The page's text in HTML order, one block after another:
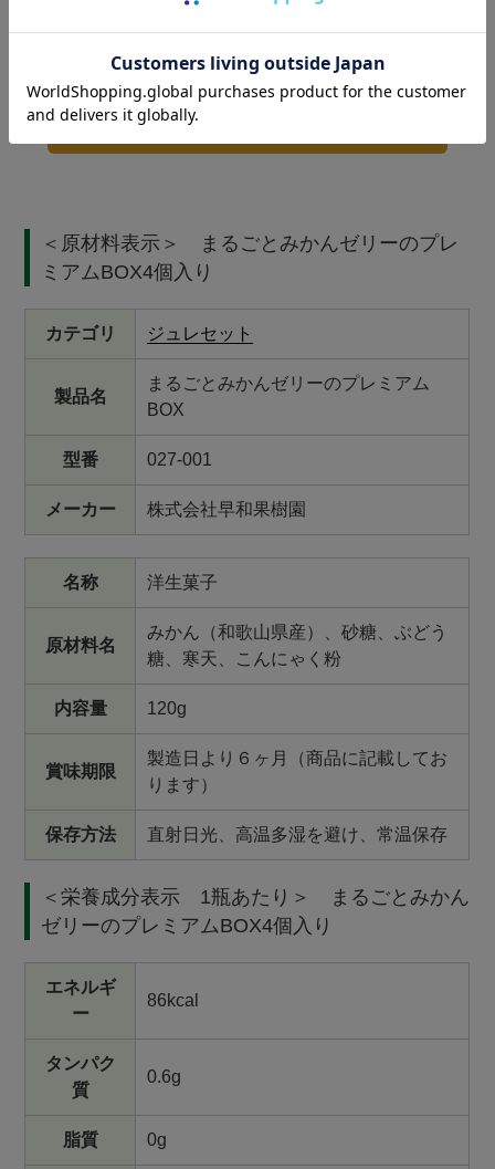
レビューを書く
＜原材料表示＞ まるごとみかんゼリーのプレ
ミアムBOX4個入り
カテゴリ ジュレセット
製品名
まるごとみかんゼリーのプレミアム
BOX
型番 027-001
メーカー 株式会社早和果樹園
名称 洋生菓子
原材料名
みかん（和歌山県産）、砂糖、ぶどう
糖、寒天、こんにゃく粉
内容量 120g
賞味期限
製造日より６ヶ月（商品に記載してお
ります）
保存方法 直射日光、高温多湿を避け、常温保存
＜栄養成分表示 1瓶あたり＞ まるごとみかん
ゼリーのプレミアムBOX4個入り
エネルギ
ー
86kcal
タンパク
質
0.6g
脂質 0g